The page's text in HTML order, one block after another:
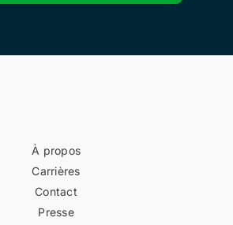
À propos
Carrières
Contact
Presse